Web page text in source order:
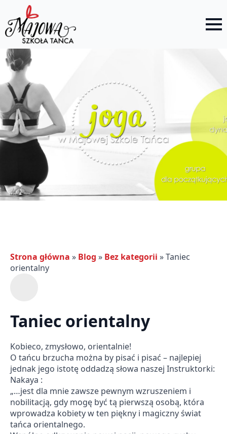
Strona główna » Blog » Bez kategorii »Taniec
orientalny
Taniec orientalny
Kobieco, zmysłowo, orientalnie!
O tańcu brzucha można by pisać i pisać – najlepiej
jednak jego istotę oddadzą słowa naszej Instruktorki:
Nakaya :
„…jest dla mnie zawsze pewnym wzruszeniem i
nobilitacją, gdy mogę być tą pierwszą osobą, która
wprowadza kobiety w ten piękny i magiczny świat
tańca orientalnego.